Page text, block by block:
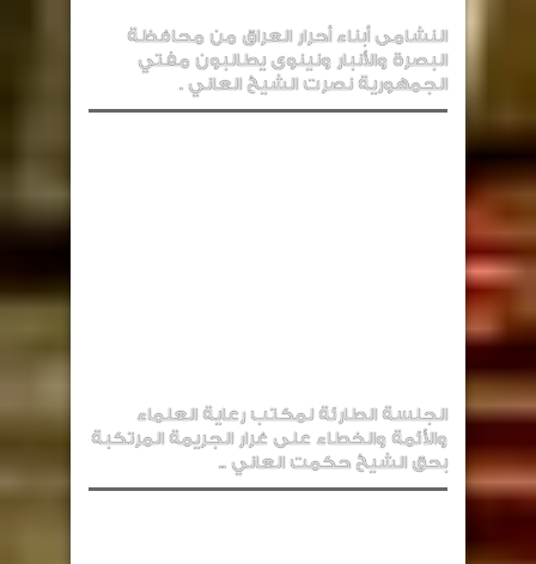
النشامى أبناء أحرار العراق من محافظة
البصرة والأنبار ونينوى يطالبون مفتي
الجمهورية نصرت الشيخ العاني .
الجلسة الطارئة لمكتب رعاية العلماء
والأئمة والخطاء على غرار الجريمة المرتكبة
بحق الشيخ حكمت العاني ..